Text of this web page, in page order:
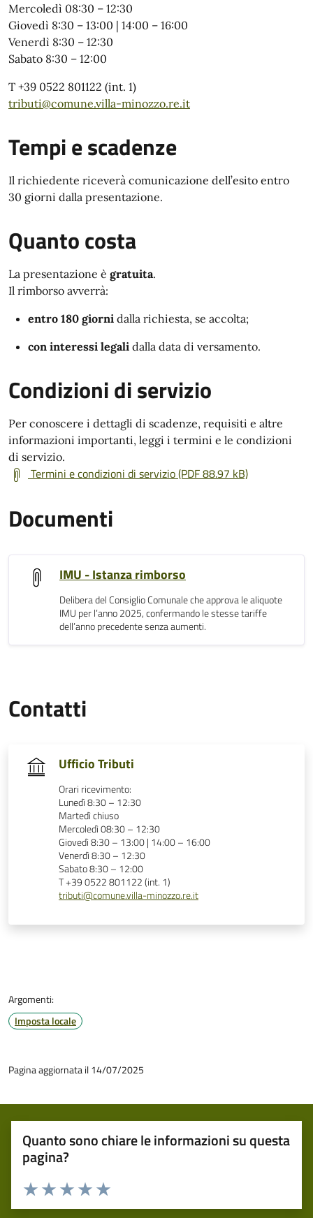
Mercoledì 08:30 – 12:30
Giovedì 8:30 – 13:00 | 14:00 – 16:00
Venerdì 8:30 – 12:30
Sabato 8:30 – 12:00
T +39 0522 801122 (int. 1)
tributi@comune.villa-minozzo.re.it
Tempi e scadenze
Il richiedente riceverà comunicazione dell’esito entro
30 giorni dalla presentazione.
Quanto costa
La presentazione è gratuita.
Il rimborso avverrà:
entro 180 giorni dalla richiesta, se accolta;
con interessi legali dalla data di versamento.
Condizioni di servizio
Per conoscere i dettagli di scadenze, requisiti e altre
informazioni importanti, leggi i termini e le condizioni
di servizio.
Termini e condizioni di servizio (PDF 88.97 kB)
Documenti
IMU - Istanza rimborso
Delibera del Consiglio Comunale che approva le aliquote
IMU per l’anno 2025, confermando le stesse tariffe
dell’anno precedente senza aumenti.
Contatti
Ufficio Tributi
Orari ricevimento:
Lunedì 8:30 – 12:30
Martedì chiuso
Mercoledì 08:30 – 12:30
Giovedì 8:30 – 13:00 | 14:00 – 16:00
Venerdì 8:30 – 12:30
Sabato 8:30 – 12:00
T +39 0522 801122 (int. 1)
tributi@comune.villa-minozzo.re.it
Argomenti:
Imposta locale
Pagina aggiornata il 14/07/2025
Quanto sono chiare le informazioni su questa
pagina?
Valuta 5 stelle su 5
Valuta 4 stelle su 5
Valuta 3 stelle su 5
Valuta 2 stelle su 5
Valuta 1 stelle su 5